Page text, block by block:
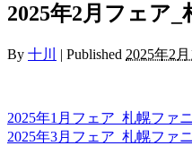
2025年2月フェア
By 十川 | Published 2025年2月
2025年1月フェア_札幌ファ
2025年3月フェア_札幌ファ